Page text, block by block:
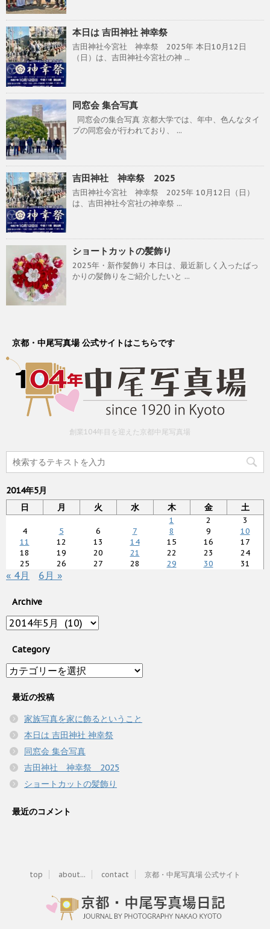
本日は 吉田神社 神幸祭
吉田神社今宮社 神幸祭 2025年 本日10月12日
（日）は、吉田神社今宮社の神 ...
同窓会 集合写真
同窓会の集合写真 京都大学では、年中、色んなタイ
プの同窓会が行われており、 ...
吉田神社 神幸祭 2025
吉田神社今宮社 神幸祭 2025年 10月12日（日）
は、吉田神社今宮社の神幸祭 ...
ショートカットの髪飾り
2025年・新作髪飾り 本日は、最近新しく入ったばっ
かりの髪飾りをご紹介したいと ...
京都・中尾写真場 公式サイトはこちらです
創業104年目を迎えた京都中尾写真場
2014年5月
日
月 火 水 木 金 土
1 2
3
4
5 6 7 8 9
10
11
12 13 14 15 16
17
18
19 20 21 22 23
24
25
26 27 28 29 30 31
« 4月 6月 »
Archive
Archive
Category
Category
最近の投稿
家族写真を家に飾るということ
本日は 吉田神社 神幸祭
同窓会 集合写真
吉田神社 神幸祭 2025
ショートカットの髪飾り
最近のコメント
top about... contact 京都・中尾写真場 公式サイト